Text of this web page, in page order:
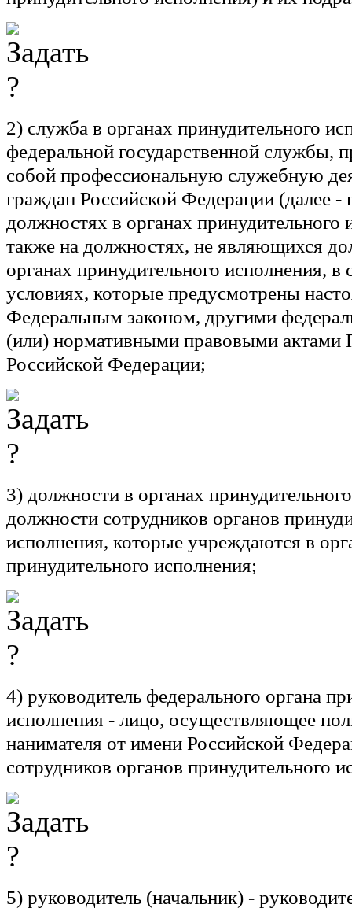
2) служба в органах принудительного
федеральной государственной службы,
собой профессиональную служебную
граждан Российской Федерации (далее -
должностях в органах принудительного
также на должностях, не являющихся
органах принудительного исполнения, в
условиях, которые предусмотрены
Федеральным законом, другими
(или) нормативными правовыми актами
Российской Федерации;
3) должности в органах
должности сотрудников органов
исполнения, которые учреждаются в
принудительного исполнения;
4) руководитель федерального органа
исполнения - лицо, осуществляющее
нанимателя от имени Российской
сотрудников органов принудительного
5) руководитель (начальник) -